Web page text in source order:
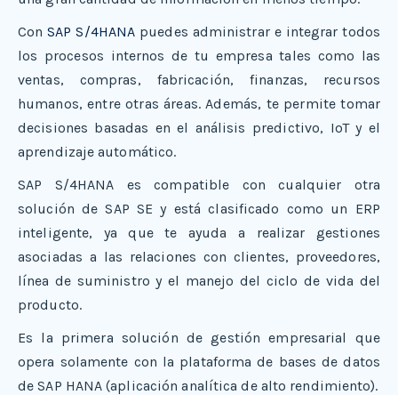
ConSAP S/4HANA puedes administrar e integrar todos
los procesos internos de tu empresa tales como las
ventas, compras, fabricación, finanzas, recursos
humanos, entre otras áreas. Además, te permite tomar
decisiones basadas en el análisis predictivo, IoT y el
aprendizaje automático.
SAP S/4HANA es compatible con cualquier otra
solución de SAP SE y está clasificado como un ERP
inteligente, ya que te ayuda a realizar gestiones
asociadas a las relaciones con clientes, proveedores,
línea de suministro y el manejo del ciclo de vida del
producto.
Es la primera solución de gestión empresarial que
opera solamente con la plataforma de bases de datos
de SAP HANA (aplicación analítica de alto rendimiento).